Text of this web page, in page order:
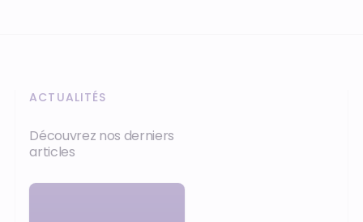
ACTUALITÉS
Découvrez nos derniers
articles